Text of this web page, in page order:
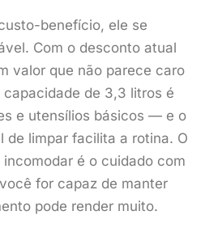
benefício, ele se
Com o desconto atual
valor que não parece caro
de 3,3 litros é
e utensílios básicos — e o
de limpar facilita a rotina. O
é o cuidado com
for capaz de manter
pode render muito.